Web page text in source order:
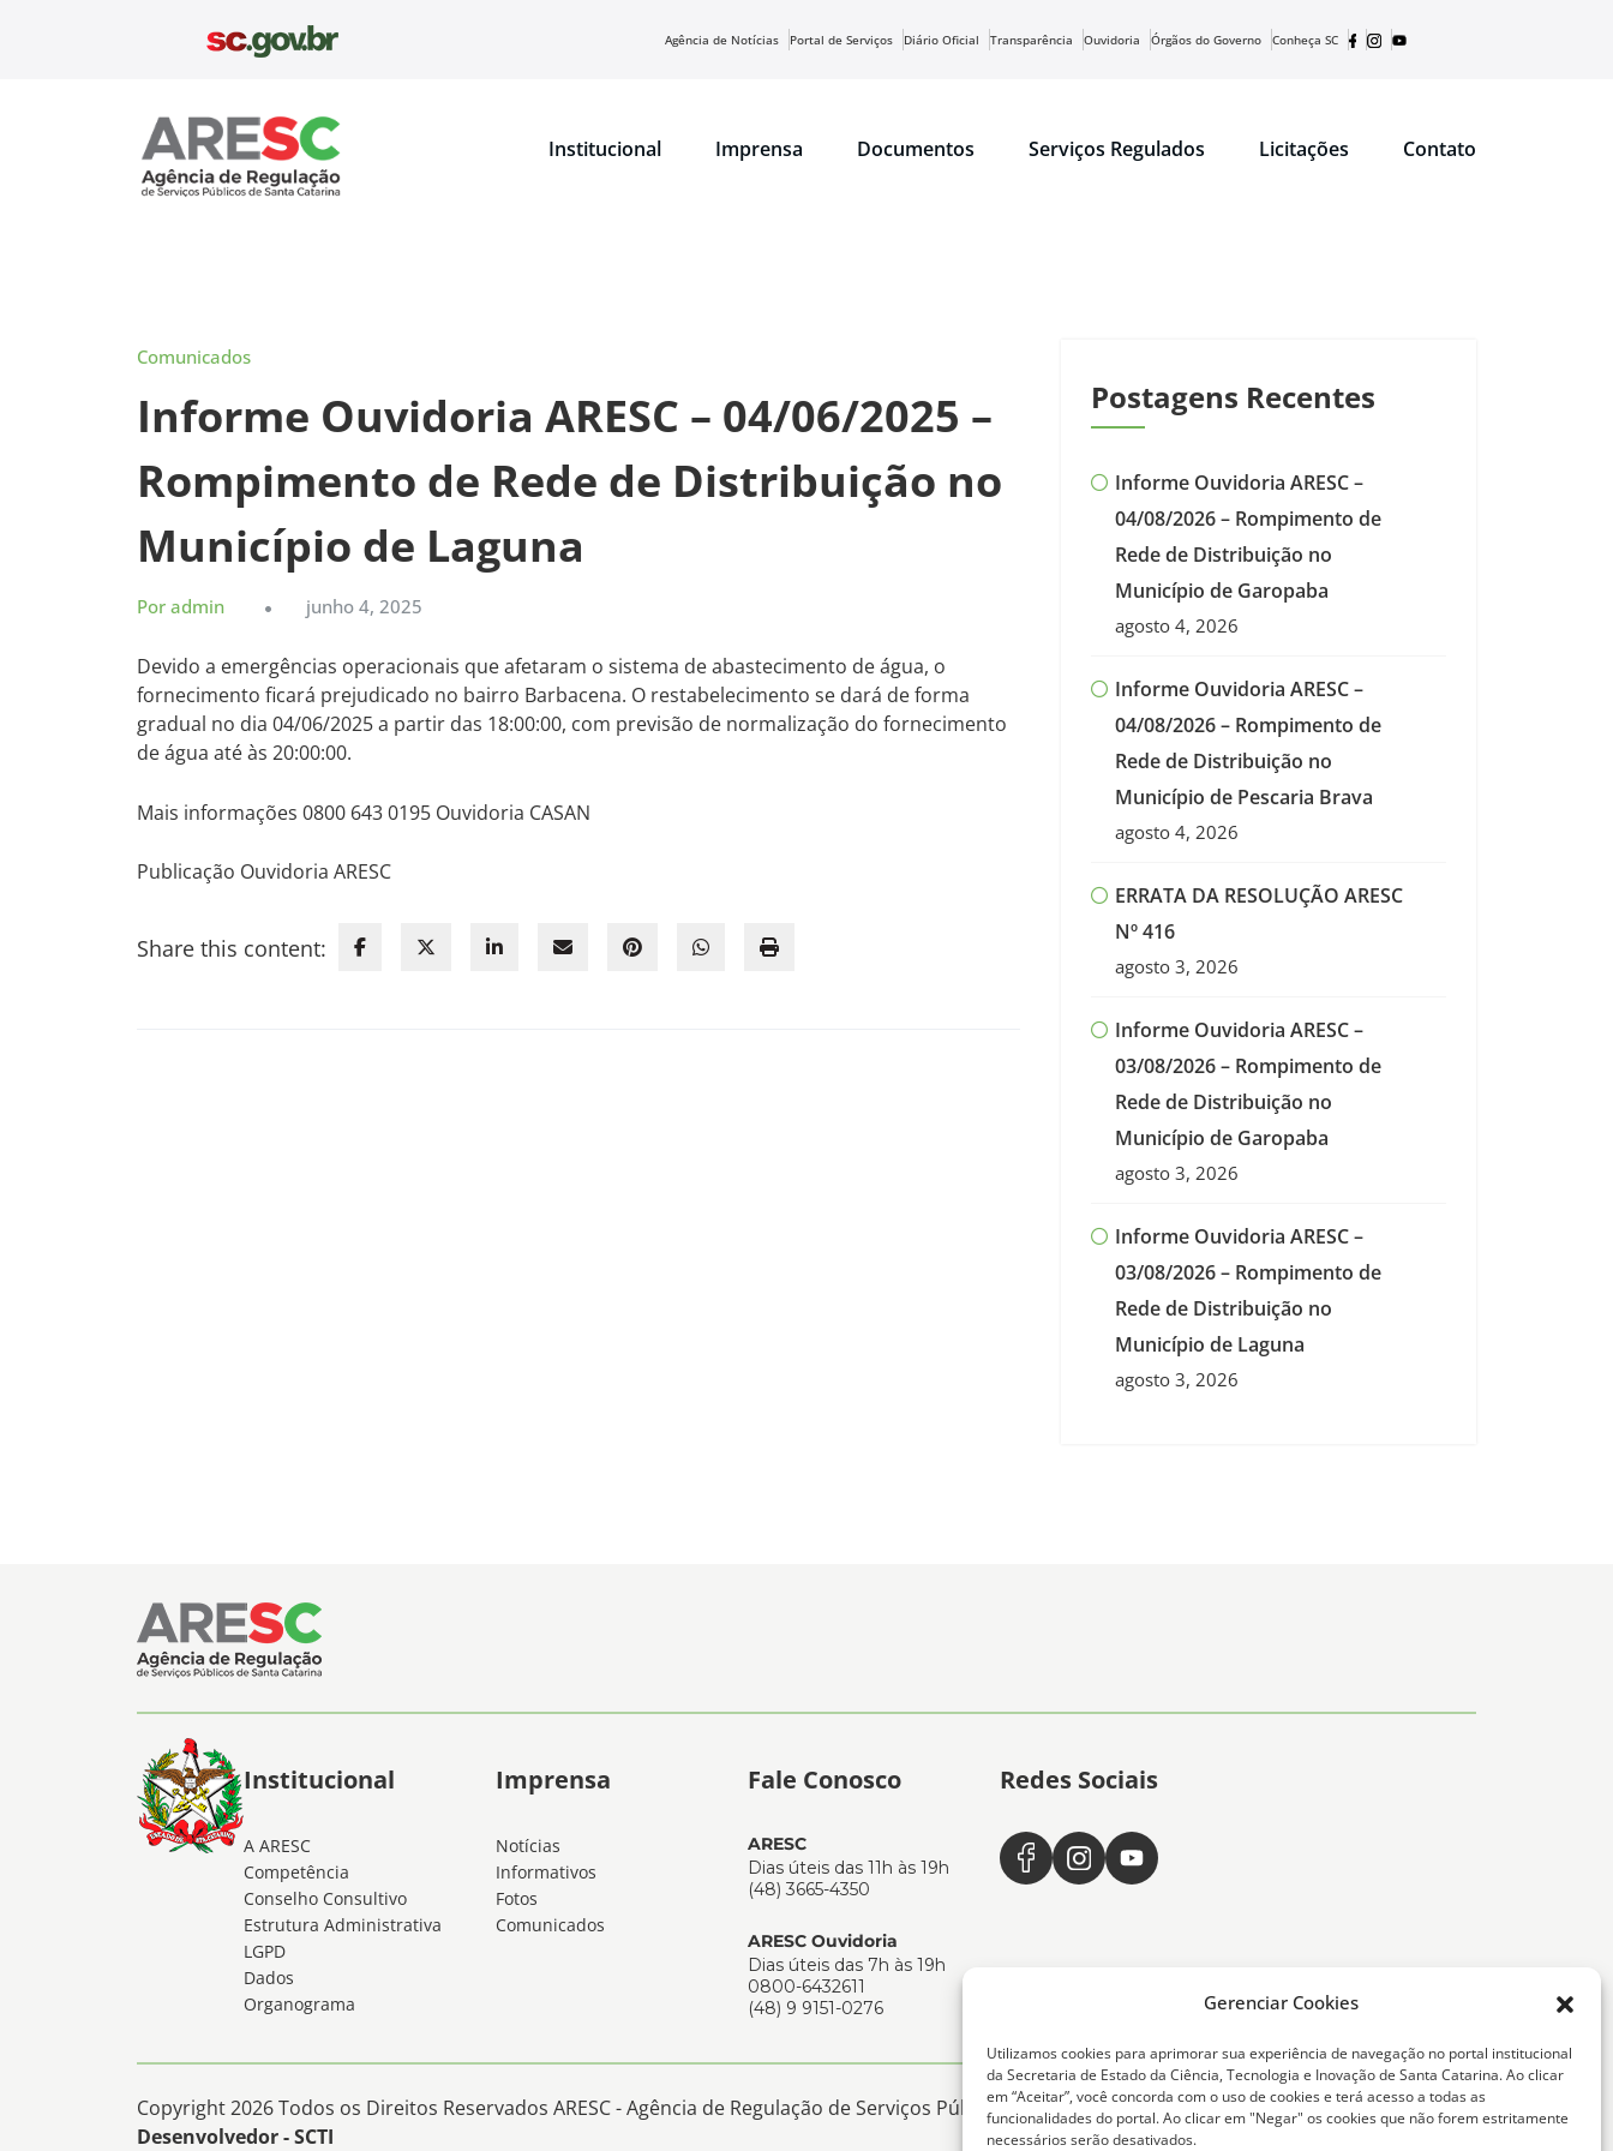
Gerenciar Cookies
Utilizamos cookies para aprimorar sua experiência de navegação no portal institucional
da Secretaria de Estado da Ciência, Tecnologia e Inovação de Santa Catarina. Ao clicar
em “Aceitar”, você concorda com o uso de cookies e terá acesso a todas as
funcionalidades do portal. Ao clicar em "Negar" os cookies que não forem estritamente
necessários serão desativados.
Agência de Notícias Portal de Serviços Diário Oficial Transparência Ouvidoria Órgãos do Governo Conheça SC
Institucional Imprensa Documentos Serviços Regulados Licitações Contato
Comunicados
Informe Ouvidoria ARESC – 04/06/2025 –
Rompimento de Rede de Distribuição no
Município de Laguna
Por admin junho 4, 2025
Devido a emergências operacionais que afetaram o sistema de abastecimento de água, o
fornecimento ficará prejudicado no bairro Barbacena. O restabelecimento se dará de forma
gradual no dia 04/06/2025 a partir das 18:00:00, com previsão de normalização do fornecimento
de água até às 20:00:00.
Mais informações 0800 643 0195 Ouvidoria CASAN
Publicação Ouvidoria ARESC
Share this content:
Postagens Recentes
Informe Ouvidoria ARESC –
04/08/2026 – Rompimento de
Rede de Distribuição no
Município de Garopaba
agosto 4, 2026
Informe Ouvidoria ARESC –
04/08/2026 – Rompimento de
Rede de Distribuição no
Município de Pescaria Brava
agosto 4, 2026
ERRATA DA RESOLUÇÃO ARESC
Nº 416
agosto 3, 2026
Informe Ouvidoria ARESC –
03/08/2026 – Rompimento de
Rede de Distribuição no
Município de Garopaba
agosto 3, 2026
Informe Ouvidoria ARESC –
03/08/2026 – Rompimento de
Rede de Distribuição no
Município de Laguna
agosto 3, 2026
Institucional
A ARESC
Competência
Conselho Consultivo
Estrutura Administrativa
LGPD
Dados
Organograma
Imprensa
Notícias
Informativos
Fotos
Comunicados
Fale Conosco
ARESC
Dias úteis das 11h às 19h
(48) 3665-4350
ARESC Ouvidoria
Dias úteis das 7h às 19h
0800-6432611
(48) 9 9151-0276
Redes Sociais
Copyright 2026 Todos os Direitos Reservados ARESC - Agência de Regulação de Serviços Públicos de Santa Catarina -
Desenvolvedor - SCTI